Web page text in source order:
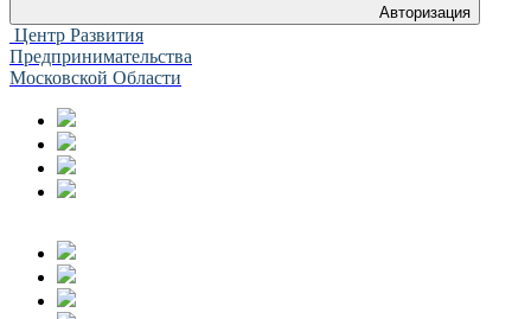
Авторизация
Центр Развития
Предпринимательства
Московской Области